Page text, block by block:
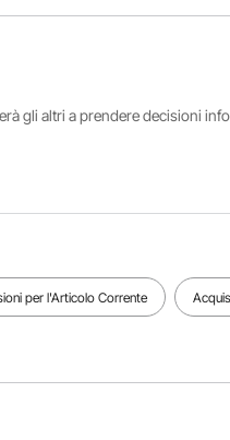
Vedi tutte
gli altri a prendere decisioni
per l'Articolo Corrente